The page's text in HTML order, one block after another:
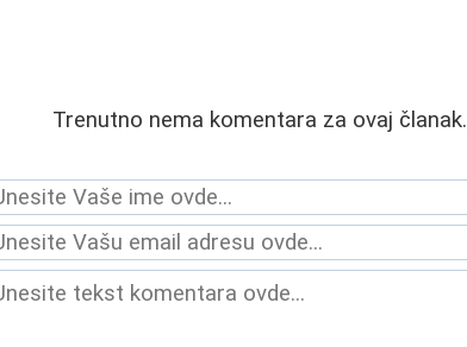
Trenutno nema komentara za ovaj članak.